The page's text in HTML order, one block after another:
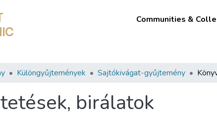
Communities &
Különgyűjtemények Sajtókivágat-gyűjtemény
birálatok